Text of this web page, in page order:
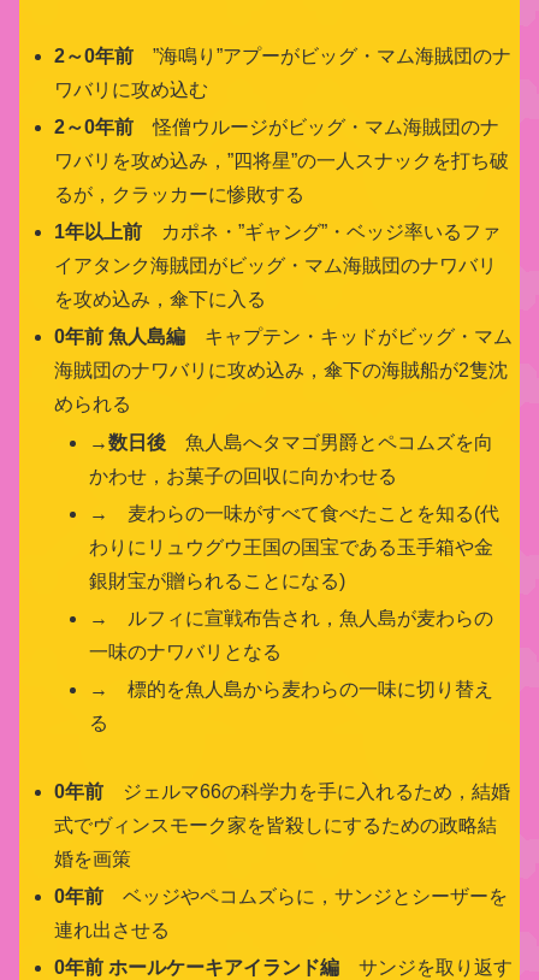
2～0年前 ”海鳴り”アプーがビッグ・マム海賊団のナ
ワバリに攻め込む
2～0年前 怪僧ウルージがビッグ・マム海賊団のナ
ワバリを攻め込み，”四将星”の一人スナックを打ち破
るが，クラッカーに惨敗する
1年以上前 カポネ・”ギャング”・ベッジ率いるファ
イアタンク海賊団がビッグ・マム海賊団のナワバリ
を攻め込み，傘下に入る
0年前 魚人島編 キャプテン・キッドがビッグ・マム
海賊団のナワバリに攻め込み，傘下の海賊船が2隻沈
められる
→数日後 魚人島へタマゴ男爵とペコムズを向
かわせ，お菓子の回収に向かわせる
→ 麦わらの一味がすべて食べたことを知る(代
わりにリュウグウ王国の国宝である玉手箱や金
銀財宝が贈られることになる)
→ ルフィに宣戦布告され，魚人島が麦わらの
一味のナワバリとなる
→ 標的を魚人島から麦わらの一味に切り替え
る
0年前
ジェルマ66の科学力を手に入れるため，結婚
式でヴィンスモーク家を皆殺しにするための政略結
婚を画策
0年前 ベッジやペコムズらに，サンジとシーザーを
連れ出させる
0年前 ホールケーキアイランド編 サンジを取り返す